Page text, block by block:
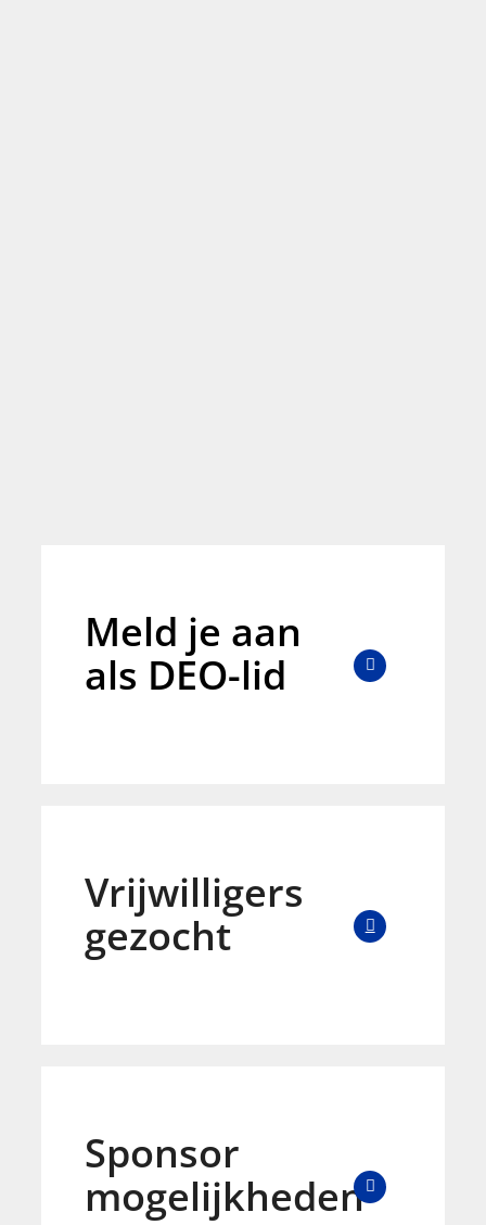
Meld je aan
als DEO-lid
Vrijwilligers
gezocht
Sponsor
mogelijkheden